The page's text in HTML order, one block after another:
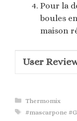
Pour la
boules
maison
User
Catégories
Thermomix
Étiquettes
#mascarpone